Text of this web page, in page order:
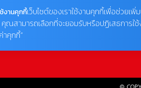
งานคุกกี้เว็บไซต์ของเราใช้งานคุกกี้เพื่อช่วยเ
ณสามารถเลือกที่จะยอมรับหรือปฏิเสธการใ
าคุกกี้”